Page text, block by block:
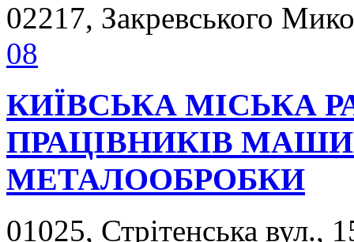
02217, Закревського
08
КИЇВСЬКА МІСЬКА
ПРАЦІВНИКІВ
МЕТАЛООБРОБКИ
01025, Стрітенська вул.,